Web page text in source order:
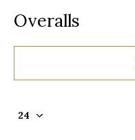
Overalls